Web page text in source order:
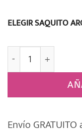
ELEGIR SAQUITO
018 Caja Regalo
Envío